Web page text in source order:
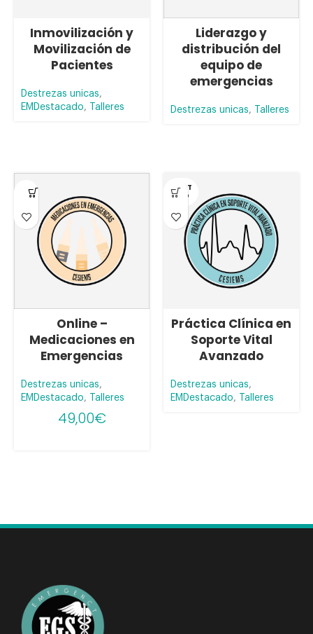
Inmovilización y
Movilización de
Pacientes
Destrezas unicas,
EMDestacado, Talleres
Liderazgo y
distribución del
equipo de
emergencias
Destrezas unicas, Talleres
Online –
Medicaciones en
Emergencias
Destrezas unicas,
EMDestacado, Talleres
49,00€
AGOT
ADO
Práctica Clínica en
Soporte Vital
Avanzado
Destrezas unicas,
EMDestacado, Talleres